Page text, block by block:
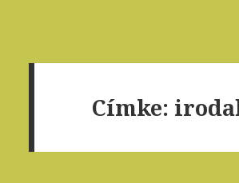
Címke: